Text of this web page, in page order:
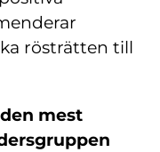
rösträtten till
mest